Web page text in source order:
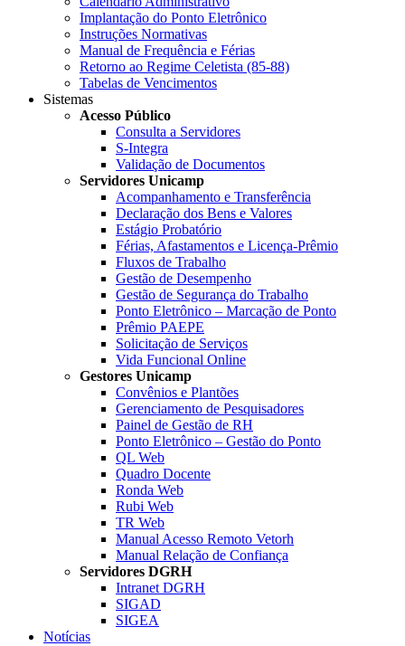
Implantação do Ponto Eletrônico
Instruções Normativas
Manual de Frequência e Férias
Retorno ao Regime Celetista (85-88)
Tabelas de Vencimentos
Sistemas
Acesso Público
Consulta a Servidores
S-Integra
Validação de Documentos
Servidores Unicamp
Acompanhamento e Transferência
Declaração dos Bens e Valores
Estágio Probatório
Férias, Afastamentos e Licença-Prêmio
Fluxos de Trabalho
Gestão de Desempenho
Gestão de Segurança do Trabalho
Ponto Eletrônico – Marcação de Ponto
Prêmio PAEPE
Solicitação de Serviços
Vida Funcional Online
Gestores Unicamp
Convênios e Plantões
Gerenciamento de Pesquisadores
Painel de Gestão de RH
Ponto Eletrônico – Gestão do Ponto
QL Web
Quadro Docente
Ronda Web
Rubi Web
TR Web
Manual Acesso Remoto Vetorh
Manual Relação de Confiança
Servidores DGRH
Intranet DGRH
SIGAD
SIGEA
Notícias